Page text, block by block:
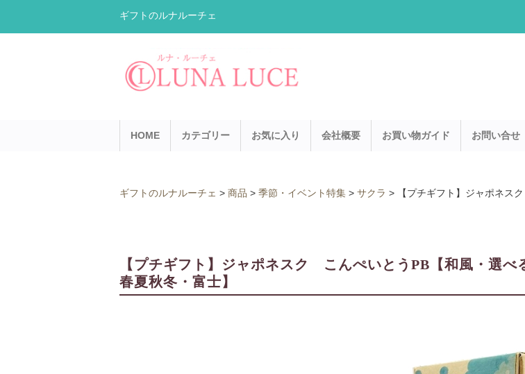
ギフトのルナルーチェ
HOME カテゴリー お気に入り 会社概要 お買い物ガイド お問い合せ
ギフトのルナルーチェ > 商品 > 季節・イベント特集 > サクラ > 【プチギフト】ジャポネス
【プチギフト】ジャポネスク こんぺいとうPB【和風・選べ
春夏秋冬・富士】